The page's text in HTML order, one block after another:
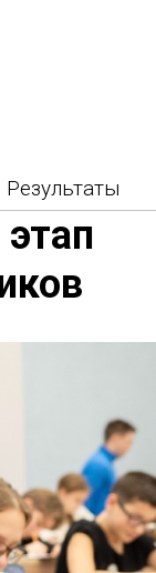
Результаты